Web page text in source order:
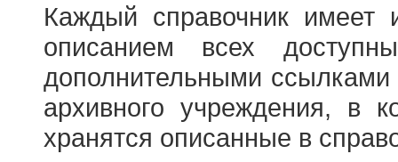
Каждый справочник имеет
описанием всех
дополнительными
архивного учреждения, в
хранятся описанные в